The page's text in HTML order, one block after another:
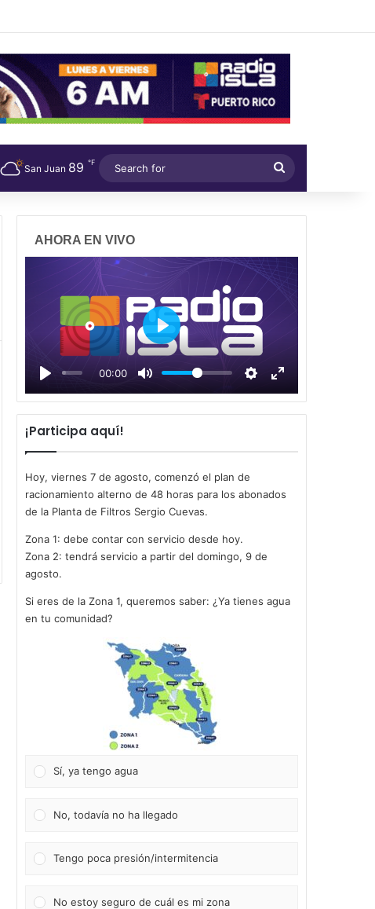
San Juan 89 ℉
for
AHORA EN VIVO
00:00
P
l
a
y
¡Participa aquí!
Hoy, viernes 7 de agosto, comenzó el plan de
racionamiento alterno de 48 horas para los abonados
de la Planta de Filtros Sergio Cuevas.
Zona 1: debe contar con servicio desde hoy.
Zona 2: tendrá servicio a partir del domingo, 9 de
agosto.
Si eres de la Zona 1, queremos saber: ¿Ya tienes agua
en tu comunidad?
Sí, ya tengo agua
No, todavía no ha llegado
Tengo poca presión/intermitencia
No estoy seguro de cuál es mi zona